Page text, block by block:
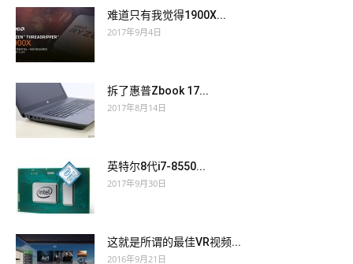
难道只有我觉得1900X...
2017年9月4日
拆了惠普Zbook 17...
2017年8月14日
英特尔8代i7-8550...
2017年9月30日
这就是所谓的最佳VR视频...
2016年9月21日